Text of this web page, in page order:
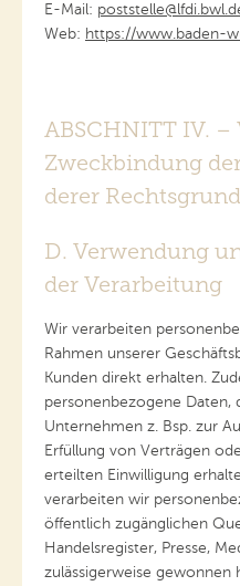
E-Mail:
Web: https://www.baden-
ABSCHNITT IV.
Zweckbindung
derer
D. Verwendung
der Verarbeitung
Wir verarbeiten
Rahmen unserer
Kunden direkt erhalten.
personenbezogene Daten,
Unternehmen z. Bsp. zur
Erfüllung von Verträgen
erteilten Einwilligung
verarbeiten wir
öffentlich zugänglichen
Handelsregister, Presse,
zulässigerweise gewonnen